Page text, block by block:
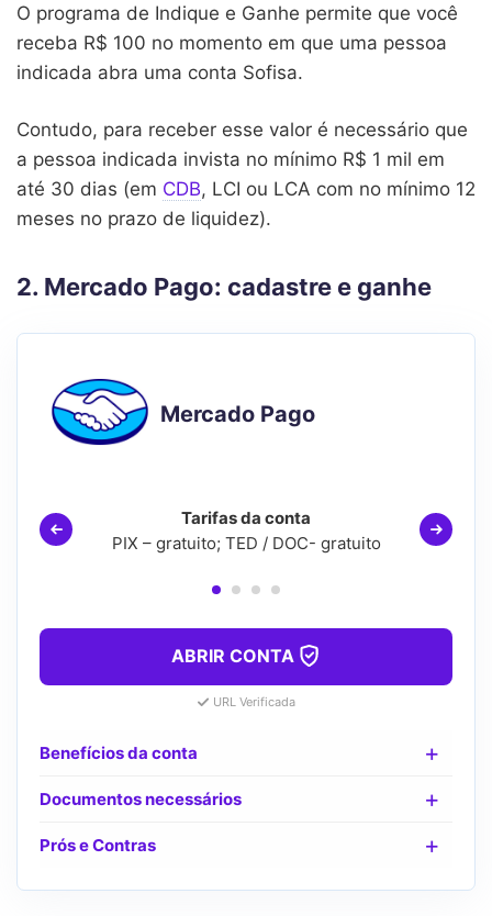
O programa de Indique e Ganhe permite que você
receba R$ 100 no momento em que uma pessoa
indicada abra uma conta Sofisa.
Contudo, para receber esse valor é necessário que
a pessoa indicada invista no mínimo R$ 1 mil em
até 30 dias (em CDB, LCI ou LCA com no mínimo 12
meses no prazo de liquidez).
2. Mercado Pago: cadastre e ganhe
Mercado Pago
Tarifas da conta
PIX – gratuito; TED / DOC- gratuito
ABRIR CONTA
URL Verificada
Benefícios da conta
Documentos necessários
Prós e Contras